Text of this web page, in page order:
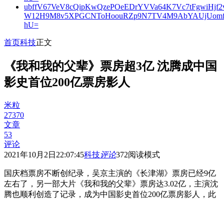
hU=
首页科技正文
《我和我的父辈》票房超3亿 沈腾成中国
影史首位200亿票房影人
米粒
27370
文章
53
评论
2021年10月2日22:07:45科技评论372阅读模式
国庆档票房不断创纪录，吴京主演的《长津湖》票房已经9亿
左右了，另一部大片《我和我的父辈》票房达3.02亿，主演沈
腾也顺利创造了记录，成为中国影史首位200亿票房影人，此